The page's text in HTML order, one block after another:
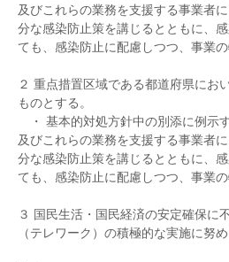
及びこれらの業務を支援する事業者
分な感染防止策を講じるとともに、
ても、感染防止に配慮しつつ、事業
２ 重点措置区域である都道府県にお
ものとする。
・ 基本的対処方針中の別添に例示
及びこれらの業務を支援する事業者
分な感染防止策を講じるとともに、
ても、感染防止に配慮しつつ、事業
３ 国民生活・国民経済の安定確保に
（テレワーク）の積極的な実施に努め